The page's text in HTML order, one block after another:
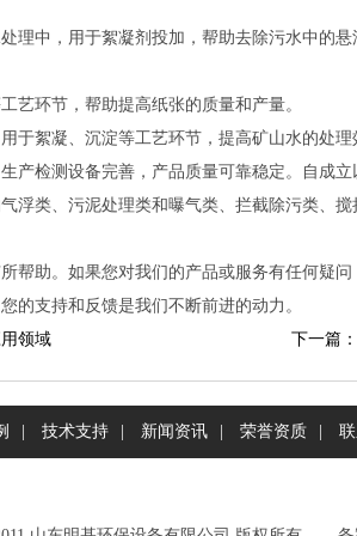
理中，用于絮凝剂投加，帮助去除污水中的
艺环节，帮助提高纸张的质量和产量。
于絮凝、沉淀等工艺环节，提高矿山水的处理
产检测设备完善，产品质量可靠稳定。自成
浮类、污泥处理类和曝气类、拦截除污类、
帮助。如果您对我们的产品或服务有任何疑
的支持和反馈是我们不断前进的动力。
领域
下一篇
技术支持 新闻资讯 荣誉资质